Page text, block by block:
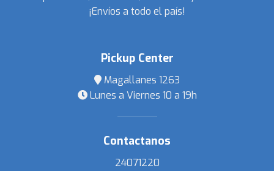
¡Envíos a todo el país!
Pickup Center
Magallanes 1263
Lunes a Viernes 10 a 19h
Contactanos
24071220